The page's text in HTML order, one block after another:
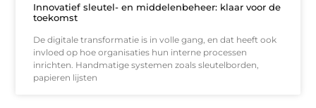
Innovatief sleutel- en middelenbeheer: klaar voor de
toekomst
De digitale transformatie is in volle gang, en dat heeft ook
invloed op hoe organisaties hun interne processen
inrichten. Handmatige systemen zoals sleutelborden,
papieren lijsten